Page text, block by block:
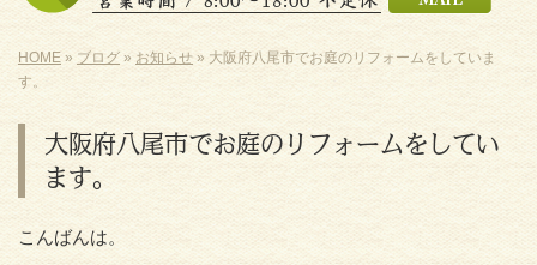
HOME » ブログ » お知らせ » 大阪府八尾市でお庭のリフォームをしていま
す。
大阪府八尾市でお庭のリフォームをしてい
ます。
こんばんは。